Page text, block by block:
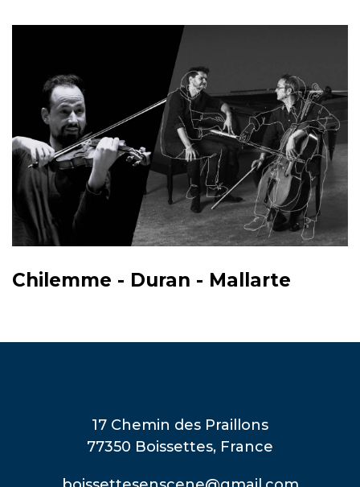
Chilemme - Duran - Mallarte
17 Chemin des Praillons
77350 Boissettes, France